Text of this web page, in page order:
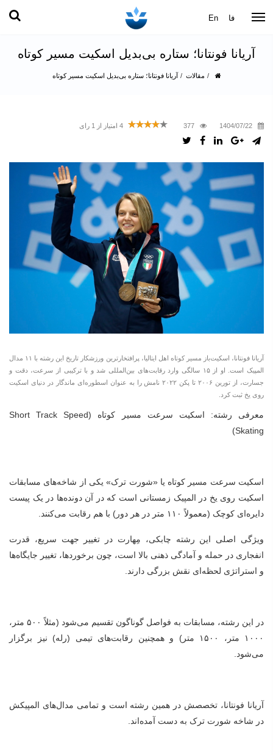
فا En
آریانا فونتانا؛ ستاره بی‌بدیل اسکیت مسیر کوتاه
مقالات آریانا فونتانا؛ ستاره بی‌بدیل اسکیت مسیر کوتاه
1404/07/22
377
4 امتیاز از 1 رای
آریانا فونتانا، اسکیت‌باز مسیر کوتاه اهل ایتالیا، پرافتخارترین ورزشکار تاریخ این رشته با ۱۱ مدال
المپیک است. او از ۱۵ سالگی وارد رقابت‌های بین‌المللی شد و با ترکیبی از سرعت، دقت و
جسارت، از تورین ۲۰۰۶ تا پکن ۲۰۲۲ نامش را به عنوان اسطوره‌ای ماندگار در دنیای اسکیت
روی یخ ثبت کرد.
معرفی رشته: اسکیت سرعت مسیر کوتاه (Short Track Speed
Skating)
اسکیت سرعت مسیر کوتاه یا «شورت ترک» یکی از شاخه‌های مسابقات
اسکیت روی یخ در المپیک زمستانی است که در آن دونده‌ها در یک پیست
دایره‌ای کوچک (معمولاً ۱۱۰ متر در هر دور) با هم رقابت می‌کنند.
ویژگی اصلی این رشته چابکی، مِهارت در تغییر جهت سریع، قدرت
انفجاری در حمله و آمادگی ذهنی بالا است، چون برخوردها، تغییر جایگاه‌ها
و استراتژی لحظه‌ای نقش بزرگی دارند.
در این رشته، مسابقات به فواصل گوناگون تقسیم می‌شود (مثلاً ۵۰۰ متر،
۱۰۰۰ متر، ۱۵۰۰ متر) و همچنین رقابت‌های تیمی (رله) نیز برگزار
می‌شود.
آریانا فونتانا، تخصصش در همین رشته است و تمامی مدال‌های المپیکش
در شاخه شورت ترک به دست آمده‌اند.